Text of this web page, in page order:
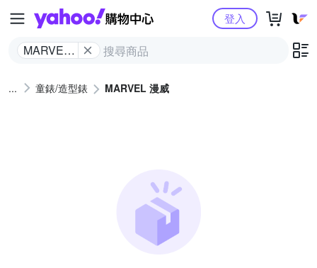
Yahoo購物中心
MARVEL
登入
童錶/造型錶 MARVEL 漫威